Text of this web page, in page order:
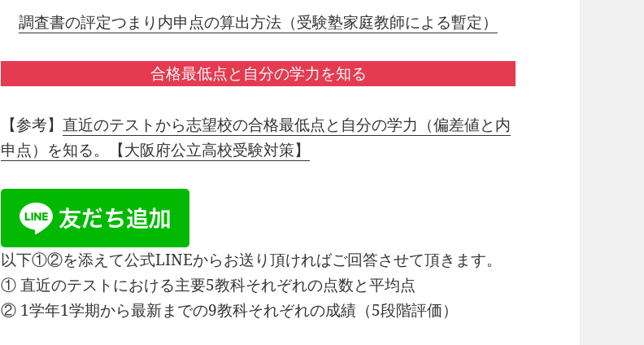
調査書の評定つまり内申点の算出方法（受験塾家庭教師による暫定）
合格最低点と自分の学力を知る
【参考】 直近のテストから志望校の合格最低点と自分の学力（偏差値と内
申点）を知る。【大阪府公立高校受験対策】
以下①②を添えて公式LINEからお送り頂ければご回答させて頂きます。
① 直近のテストにおける主要5教科それぞれの点数と平均点
② 1学年1学期から最新までの9教科それぞれの成績（5段階評価）